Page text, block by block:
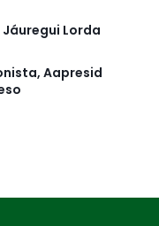
Lorda
Aapresid